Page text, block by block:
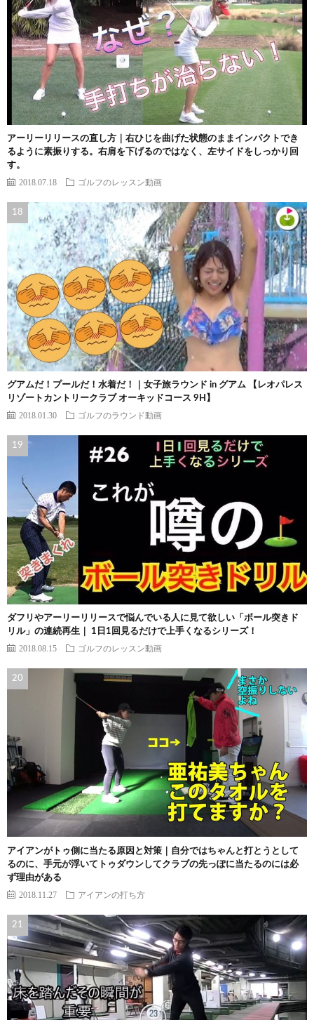
アーリーリリースの直し方｜右ひじを曲げた状態のままインパクトでき
るように素振りする。右肩を下げるのではなく、左サイドをしっかり回
す。
2018.07.18 ゴルフのレッスン動画
グアムだ！プールだ！水着だ！｜女子旅ラウンド in グアム 【レオパレス
リゾートカントリークラブ オーキッドコース 9H】
2018.01.30 ゴルフのラウンド動画
ダフリやアーリーリリースで悩んでいる人に見て欲しい「ボール突きド
リル」の連続再生｜ 1日1回見るだけで上手くなるシリーズ！
2018.08.15 ゴルフのレッスン動画
アイアンがトゥ側に当たる原因と対策｜自分ではちゃんと打とうとして
るのに、手元が浮いてトゥダウンしてクラブの先っぽに当たるのには必
ず理由がある
2018.11.27 アイアンの打ち方